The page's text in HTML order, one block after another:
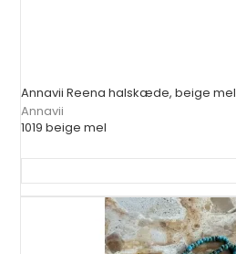
Annavii Reena halskæde, beige mel
Annavii
1019 beige mel